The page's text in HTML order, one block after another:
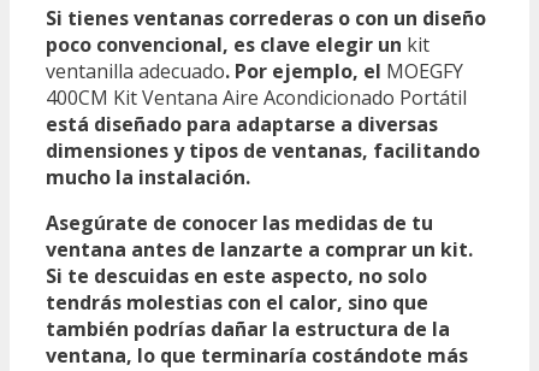
Si tienes ventanas correderas o con un diseño
poco convencional, es clave elegir un kit
ventanilla adecuado. Por ejemplo, el MOEGFY
400CM Kit Ventana Aire Acondicionado Portátil
está diseñado para adaptarse a diversas
dimensiones y tipos de ventanas, facilitando
mucho la instalación.
Asegúrate de conocer las medidas de tu
ventana antes de lanzarte a comprar un kit.
Si te descuidas en este aspecto, no solo
tendrás molestias con el calor, sino que
también podrías dañar la estructura de la
ventana, lo que terminaría costándote más